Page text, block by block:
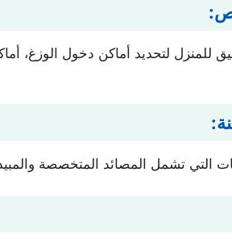
للمنزل لتحديد أماكن دخول الوزغ،
التي تشمل المصائد المتخصصة